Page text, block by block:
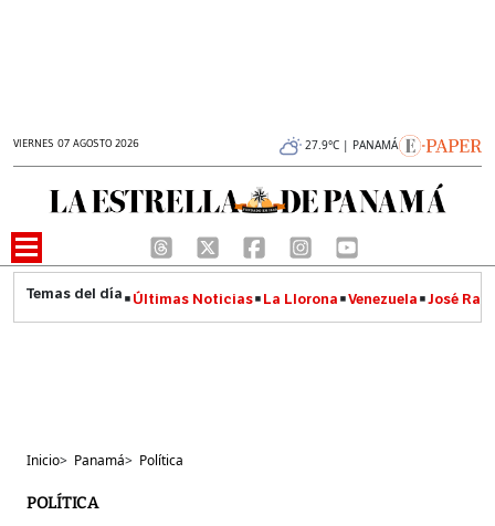
VIERNES 07 AGOSTO 2026 27.9°C | PANAMÁ
Últimas Noticias La Llorona Venezuela José
Inicio> Panamá> Política
POLÍTICA